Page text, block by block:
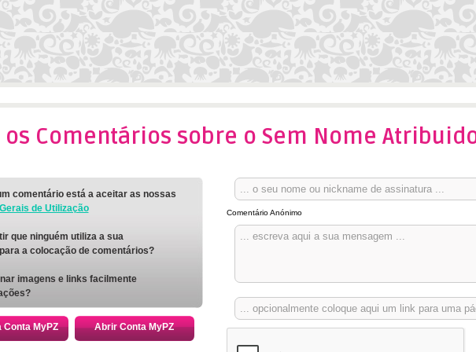
os Comentários sobre o Sem Nome
comentário está a aceitar as nossas
de Utilização
que ninguém utiliza a sua
a colocação de comentários?
imagens e links facilmente
MyPZ Abrir Conta MyPZ
Comentário Anónimo